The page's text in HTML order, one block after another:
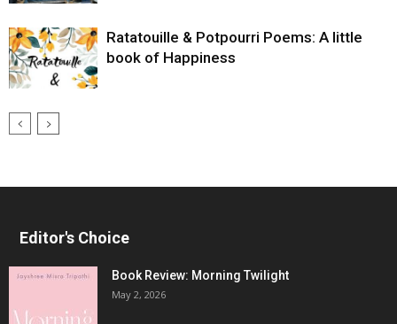
Ratatouille & Potpourri Poems: A little
book of Happiness
Editor's Choice
Book Review: Morning Twilight
May 2, 2026